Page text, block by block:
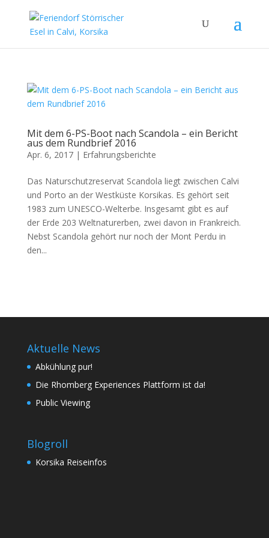
Mit dem 6-PS-Boot nach Scandola – ein Bericht
aus dem Rundbrief 2016
Apr. 6, 2017| Erfahrungsberichte
Das Naturschutzreservat Scandola liegt zwischen Calvi
und Porto an der Westküste Korsikas. Es gehört seit
1983 zum UNESCO-Welterbe. Insgesamt gibt es auf
der Erde 203 Weltnaturerben, zwei davon in Frankreich.
Nebst Scandola gehört nur noch der Mont Perdu in
den...
Aktuelle News
Abkühlung pur!
Die Rhomberg Experiences Plattform ist da!
Public Viewing
Blogroll
Korsika Reiseinfos